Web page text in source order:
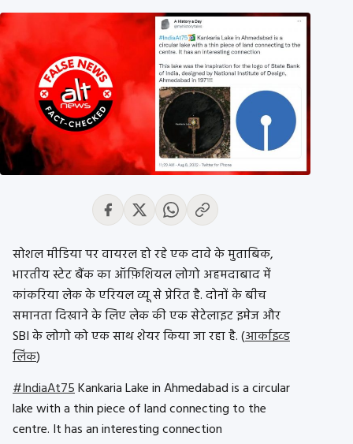
सोशल मीडिया पर वायरल हो रहे एक दावे के मुताबिक,
भारतीय स्टेट बैंक का ऑफ़िशियल लोगो अहमदाबाद में
कांकरिया लेक के एरियल व्यू से प्रेरित है. दोनों के बीच
समानता दिखाने के लिए लेक की एक सेटेलाइट इमेज और
SBI के लोगो को एक साथ शेयर किया जा रहा है. (आर्काइव्ड
लिंक)
#IndiaAt75Kankaria Lake in Ahmedabad is a circular
lake with a thin piece of land connecting to the
centre. It has an interesting connection